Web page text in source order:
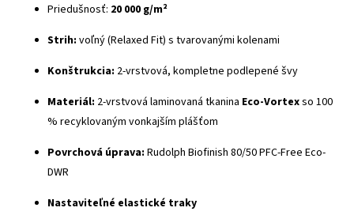
Priedušnosť: 20 000 g/m²
Strih: voľný (Relaxed Fit) s tvarovanými kolenami
Konštrukcia: 2-vrstvová, kompletne podlepené švy
Materiál: 2-vrstvová laminovaná tkanina Eco-Vortexso 100
% recyklovaným vonkajším plášťom
Povrchová úprava: Rudolph Biofinish 80/50 PFC-Free Eco-
DWR
Nastaviteľné elastické traky